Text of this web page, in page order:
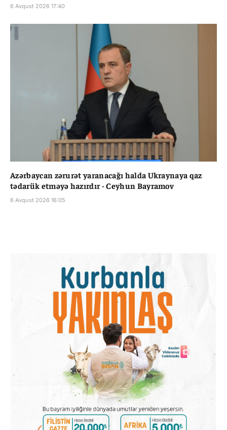
6 Avqust 2026 17:40
Azərbaycan zərurət yaranacağı halda Ukraynaya qaz
tədarük etməyə hazırdır - Ceyhun Bayramov
6 Avqust 2026 16:05